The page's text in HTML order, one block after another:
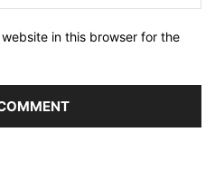
in this browser for the